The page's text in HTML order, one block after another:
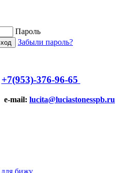
Пароль
Забыли пароль?
+7(953)-376-96-65
e-mail: lucita@luciastonesspb.ru